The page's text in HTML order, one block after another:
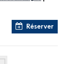
Réserver